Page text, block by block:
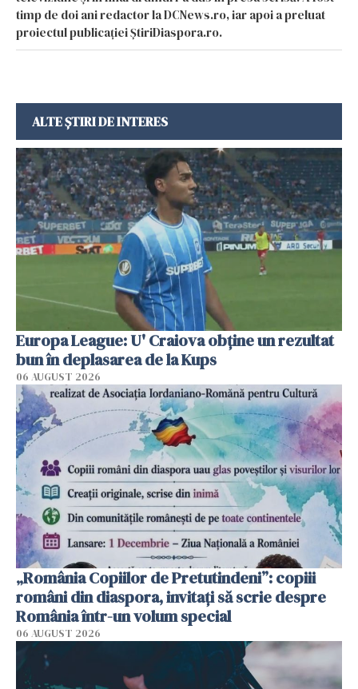
timp de doi ani redactor la DCNews.ro, iar apoi a preluat
proiectul publicației ȘtiriDiaspora.ro.
ALTE ȘTIRI DE INTERES
Europa League: U' Craiova obține un rezultat
bun în deplasarea de la Kups
06 AUGUST 2026
„România Copiilor de Pretutindeni”: copiii
români din diaspora, invitați să scrie despre
România într-un volum special
06 AUGUST 2026